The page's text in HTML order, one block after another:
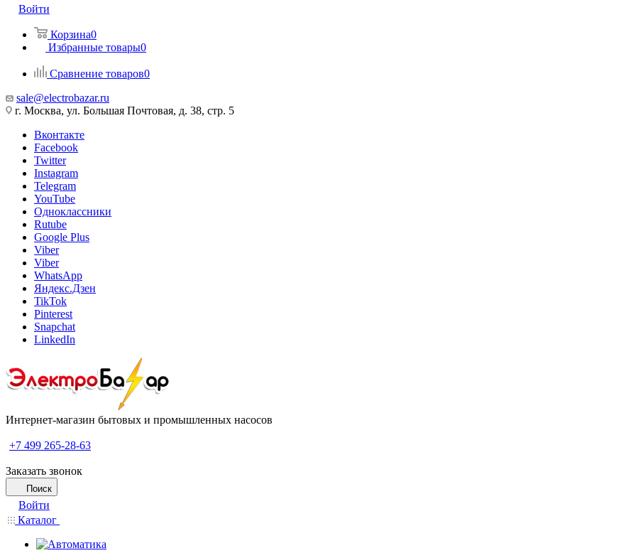
Войти
Корзина0
Избранные товары0
Сравнение товаров0
sale@electrobazar.ru
г. Москва, ул. Большая Почтовая, д. 38, стр. 5
Вконтакте
Facebook
Twitter
Instagram
Telegram
YouTube
Одноклассники
Rutube
Google Plus
Viber
Viber
WhatsApp
Яндекс.Дзен
TikTok
Pinterest
Snapchat
LinkedIn
Интернет-магазин бытовых и промышленных насосов
+7 499 265-28-63
Заказать звонок
Поиск
Войти
Каталог